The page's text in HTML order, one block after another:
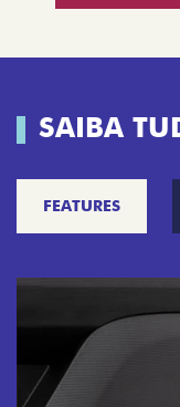
SAIBA
FEATURES